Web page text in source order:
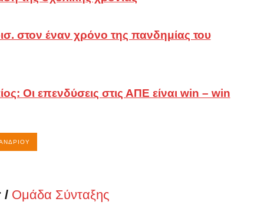
στον έναν χρόνο της πανδημίας του
Οι επενδύσεις στις ΑΠΕ είναι win – win
/ Ομάδα Σύνταξης